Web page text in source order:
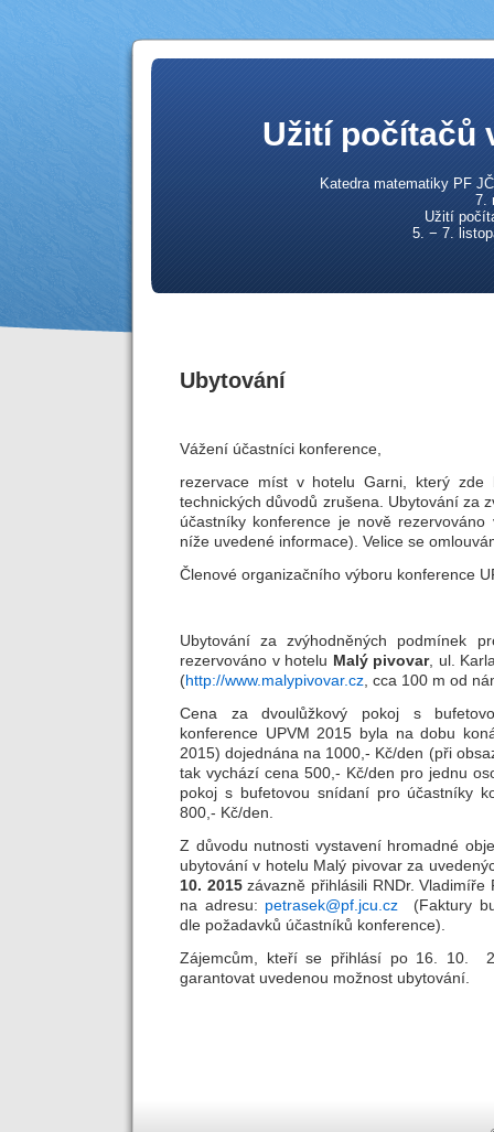
Užití počítačů
Katedra matematiky PF
7.
Užití
5. − 7.
Ubytování
Vážení účastníci konference,
rezervace míst v hotelu Garni, který
technických důvodů zrušena. Ubytování za
účastníky konference je nově
níže uvedené informace). Velice se
Členové organizačního výboru konference
Ubytování za zvýhodněných podmínek
rezervováno v hotelu Malý pivovar, ul.
(http://www.malypivovar.cz, cca 100 m od
Cena za dvoulůžkový pokoj s
konference UPVM 2015 byla na dobu
2015) dojednána na 1000,- Kč/den (při
tak vychází cena 500,- Kč/den pro jednu
pokoj s bufetovou snídaní pro účastníky
800,- Kč/den.
Z důvodu nutnosti vystavení hromadné
ubytování v hotelu Malý pivovar za
10. 2015závazně přihlásili RNDr. Vladimíře
na adresu: petrasek@pf.jcu.cz (Faktury
dle požadavků účastníků konference).
Zájemcům, kteří se přihlásí po 16. 10.
garantovat uvedenou možnost ubytování.